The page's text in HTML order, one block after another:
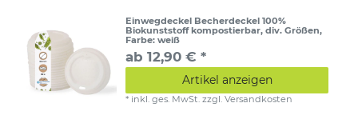
Einwegdeckel Becherdeckel 100%
Biokunststoff kompostierbar, div. Größen,
Farbe: weiß
ab 12,90 € *
Artikel anzeigen
* inkl. ges. MwSt. zzgl.Versandkosten